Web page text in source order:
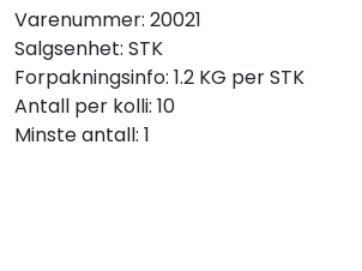
Varenummer: 20021
Salgsenhet: STK
Forpakningsinfo: 1.2 KG per STK
Antall per kolli: 10
Minste antall: 1